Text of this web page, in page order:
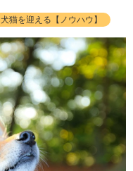
犬猫を迎える【ノウハウ】